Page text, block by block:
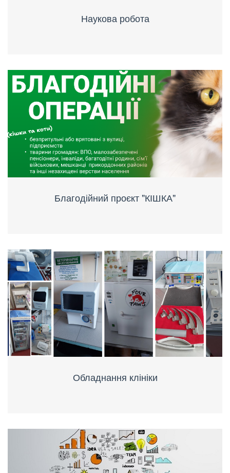
Наукова робота
Благодійний проєкт "КІШКА"
Обладнання клініки